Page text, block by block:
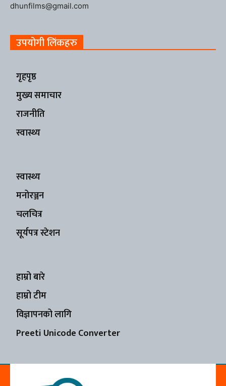
dhunfilms@gmail.com
उपयोगी लिंकहरु
गृहपृष्ठ
मुख्य समाचार
राजनीति
स्वास्थ्य
स्वास्थ्य
मनोरञ्जन
चलचित्र
सूर्यपत्र स्टेशन
हाम्रो बारे
हाम्रो टीम
विज्ञापनको लागि
Preeti Unicode Converter